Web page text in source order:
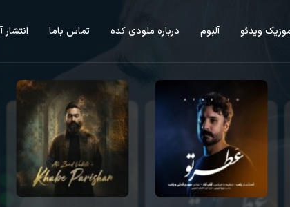
ویدئو آلبوم درباره ملودی کده تماس باما انتشار